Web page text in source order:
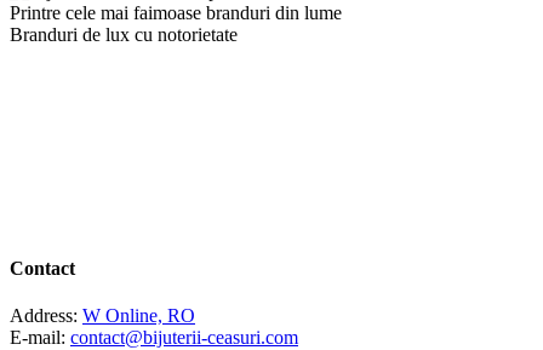
Printre cele mai faimoase branduri din lume
Branduri de lux cu notorietate
Contact
Address: W Online, RO
E-mail: contact@bijuterii-ceasuri.com